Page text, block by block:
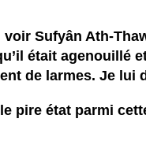
voir Sufyân Ath-
était agenouillé
de larmes. Je lui
pire état parmi